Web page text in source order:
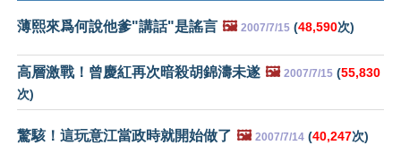
薄熙來爲何說他爹"講話"是謠言 🖼️ 2007/7/15 (48,590次)
高層激戰！曾慶紅再次暗殺胡錦濤未遂 🖼️ 2007/7/15 (55,830
次)
驚駭！這玩意江當政時就開始做了 🖼️ 2007/7/14 (40,247次)